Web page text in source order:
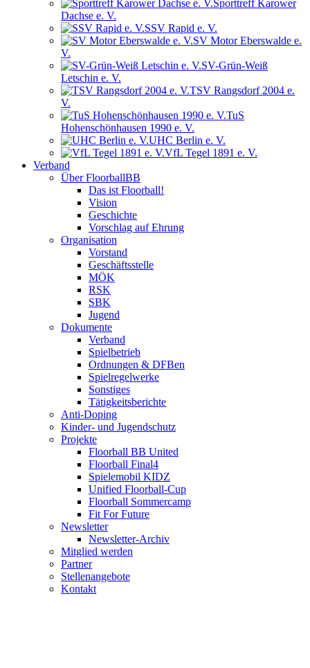
Sporttreff Karower
Dachse e. V.
SSV Rapid e. V.
SV Motor Eberswalde e.
V.
SV-Grün-Weiß
Letschin e. V.
TSV Rangsdorf 2004 e.
V.
TuS
Hohenschönhausen 1990 e. V.
UHC Berlin e. V.
VfL Tegel 1891 e. V.
Verband
Über FloorballBB
Das ist Floorball!
Vision
Geschichte
Vorschlag auf Ehrung
Organisation
Vorstand
Geschäftsstelle
MÖK
RSK
SBK
Jugend
Dokumente
Verband
Spielbetrieb
Ordnungen & DFBen
Spielregelwerke
Sonstiges
Tätigkeitsberichte
Anti-Doping
Kinder- und Jugendschutz
Projekte
Floorball BB United
Floorball Final4
Spielemobil KIDZ
Unified Floorball-Cup
Floorball Sommercamp
Fit For Future
Newsletter
Newsletter-Archiv
Mitglied werden
Partner
Stellenangebote
Kontakt